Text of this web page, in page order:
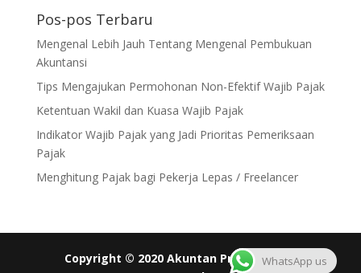
Pos-pos Terbaru
Mengenal Lebih Jauh Tentang Mengenal Pembukuan
Akuntansi
Tips Mengajukan Permohonan Non-Efektif Wajib Pajak
Ketentuan Wakil dan Kuasa Wajib Pajak
Indikator Wajib Pajak yang Jadi Prioritas Pemeriksaan
Pajak
Menghitung Pajak bagi Pekerja Lepas / Freelancer
Copyright © 2020 Akuntan Pro All rights
WhatsApp us